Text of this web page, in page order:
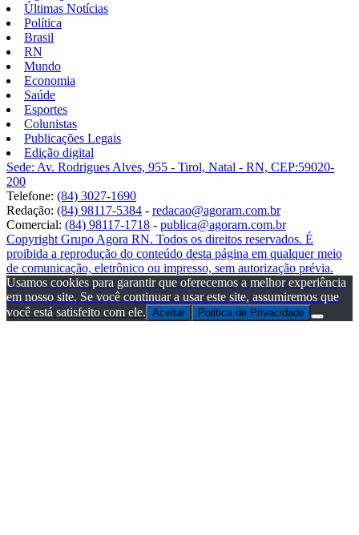
Últimas Notícias
Política
Brasil
RN
Mundo
Economia
Saúde
Esportes
Colunistas
Publicações Legais
Edição digital
Sede: Av. Rodrigues Alves, 955 - Tirol, Natal - RN, CEP:59020-
200
Telefone: (84) 3027-1690
Redação: (84) 98117-5384 - redacao@agorarn.com.br
Comercial: (84) 98117-1718 - publica@agorarn.com.br
Copyright Grupo Agora RN. Todos os direitos reservados. É
proibida a reprodução do conteúdo desta página em qualquer meio
de comunicação, eletrônico ou impresso, sem autorização prévia.
Usamos cookies para garantir que oferecemos a melhor experiência
em nosso site. Se você continuar a usar este site, assumiremos que
você está satisfeito com ele. Aceitar Politica de Privacidade